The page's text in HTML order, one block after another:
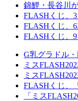
錦鯉・長谷川
FLASHくじ、
FLASHくじ、
FLASHくじ、
G乳グラドル
ミス
ミス
FLASHくじ、
「ミス